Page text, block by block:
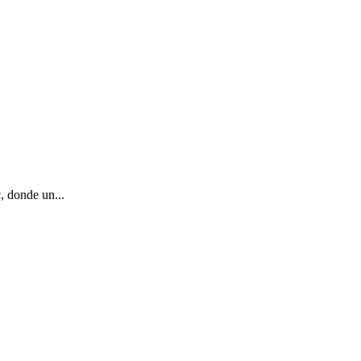
donde un...